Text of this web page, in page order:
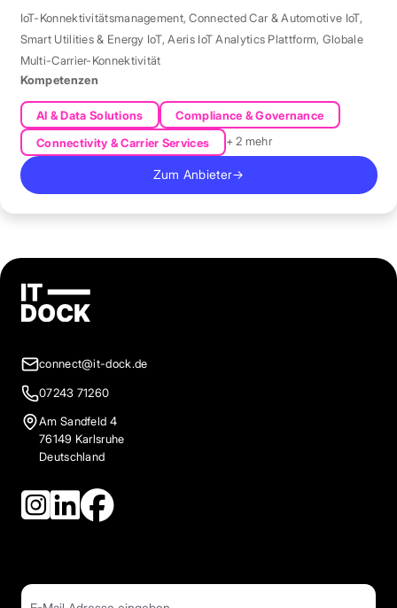
IoT-Konnektivitätsmanagement,Connected Car & Automotive IoT,
Smart Utilities & Energy IoT,Aeris IoT Analytics Plattform, Globale
Multi-Carrier-Konnektivität
Kompetenzen
AI & Data Solutions
Compliance & Governance
Connectivity & Carrier Services
+ 2 mehr
Zum Anbieter→
connect@it-dock.de
07243 71260
Am Sandfeld 4
76149 Karlsruhe
Deutschland